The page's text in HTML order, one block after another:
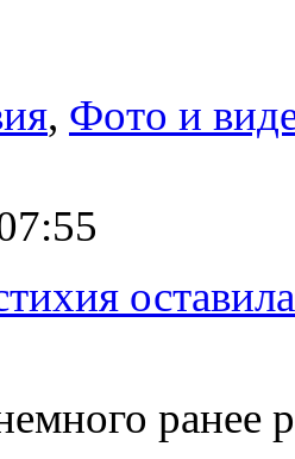
, Фото и
ранее